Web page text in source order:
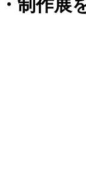
制作展